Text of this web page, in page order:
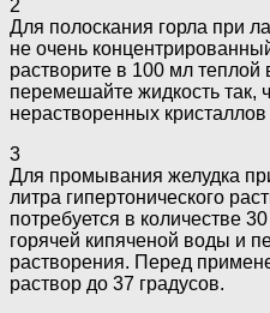
2
Для полоскания горла при
не очень
растворите в 100 мл
перемешайте жидкость так,
нерастворенных кристаллов
3
Для промывания желудка
литра гипертонического
потребуется в количестве
горячей кипяченой воды и
растворения. Перед
раствор до 37 градусов.